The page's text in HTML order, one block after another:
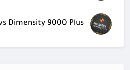
Dimensity 9000 Plus